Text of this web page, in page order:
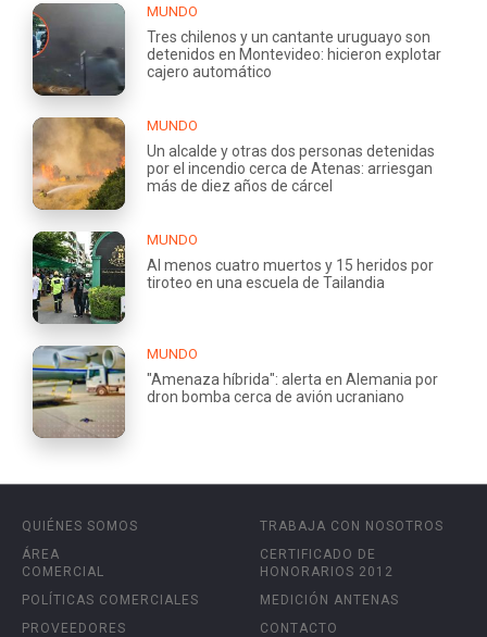
MUNDO
Tres chilenos y un cantante uruguayo son
detenidos en Montevideo: hicieron explotar
cajero automático
MUNDO
Un alcalde y otras dos personas detenidas
por el incendio cerca de Atenas: arriesgan
más de diez años de cárcel
MUNDO
Al menos cuatro muertos y 15 heridos por
tiroteo en una escuela de Tailandia
MUNDO
"Amenaza híbrida": alerta en Alemania por
dron bomba cerca de avión ucraniano
QUIÉNES SOMOS
ÁREA
COMERCIAL
POLÍTICAS COMERCIALES
PROVEEDORES
TRABAJA CON NOSOTROS
CERTIFICADO DE
HONORARIOS 2012
MEDICIÓN ANTENAS
CONTACTO